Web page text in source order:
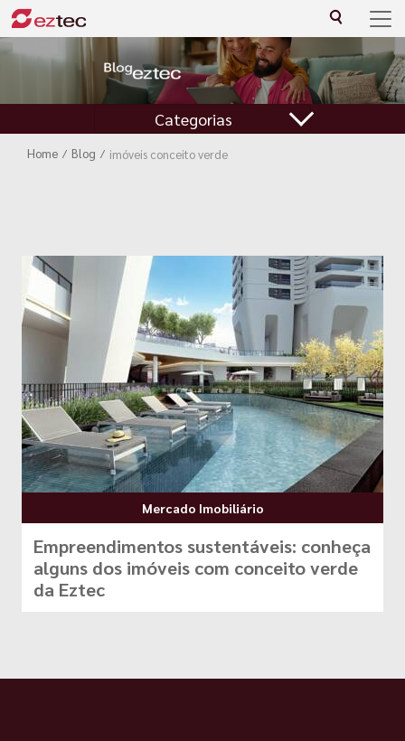
Categorias
Home / Blog / imóveis conceito verde
Mercado Imobiliário
Empreendimentos sustentáveis: conheça
alguns dos imóveis com conceito verde
da Eztec